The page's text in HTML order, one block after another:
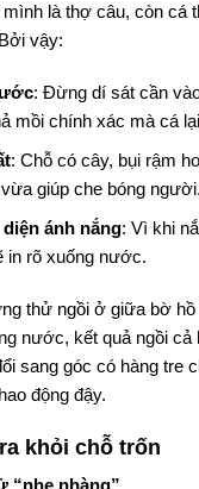
là thợ câu, còn cá
vậy:
: Đừng dí sát cần
mồi chính xác mà cá
: Chỗ có cây, bụi rậm
giúp che bóng người.
ánh nắng: Vì khi
in rõ xuống nước.
thử ngồi ở giữa bờ hồ
nước, kết quả ngồi cả
sang góc có hàng tre
động đậy.
khỏi chỗ trốn
“nhẹ nhàng”